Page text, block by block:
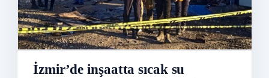
İzmir’de inşaatta sıcak su